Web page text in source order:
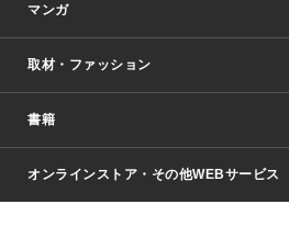
マンガ
少年マンガ
Vジャンプ
週刊ヤングジャンプ
少女マンガ
取材・ファッション
Seventeen
芸能・情報・スポーツ
書籍
文芸・文庫・総合
オンラインストア・その他WEBサービス